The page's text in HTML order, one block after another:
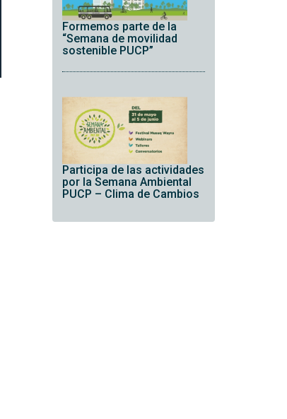
Formemos parte de la
“Semana de movilidad
sostenible PUCP”
Participa de las actividades
por la Semana Ambiental
PUCP – Clima de Cambios